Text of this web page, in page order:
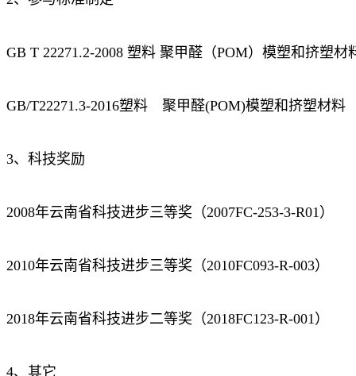
GB T 22271.2-2008 塑料 聚甲醛（POM）模塑和挤塑
GB/T22271.3-2016塑料 聚甲醛(POM)模塑和挤塑材
3、科技奖励
2008年云南省科技进步三等奖（2007FC-253-3-R01）
2010年云南省科技进步三等奖（2010FC093-R-003）
2018年云南省科技进步二等奖（2018FC123-R-001）
4、其它